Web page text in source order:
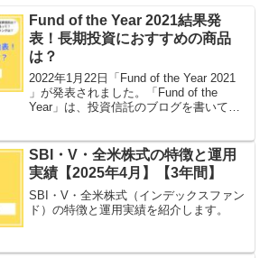
Fund of the Year 2021結果発
表！長期投資におすすめの商品
は？
2022年1月22日「Fund of the Year 2021
」が発表されました。「Fund of the
Year」は、投資信託のブログを書いてい
の中で長期投資におすすめの商品を紹介
します。
SBI・V・全米株式の特徴と運用
実績【2025年4月】【3年間】
SBI・V・全米株式（インデックスファン
ド）の特徴と運用実績を紹介します。